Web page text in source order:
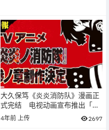
大久保笃《炎炎消防队》漫画正
式完结 电视动画宣布推出「参
之章」
4年前 上传 2697